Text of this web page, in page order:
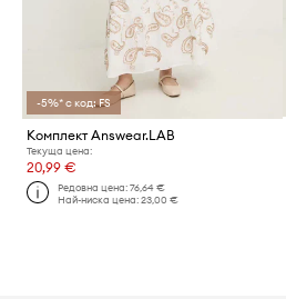
-5%* с код: FS
Комплект Answear.LAB
Текуща цена:
20,99 €
Редовна цена:76,64 €
Най-ниска цена:23,00 €